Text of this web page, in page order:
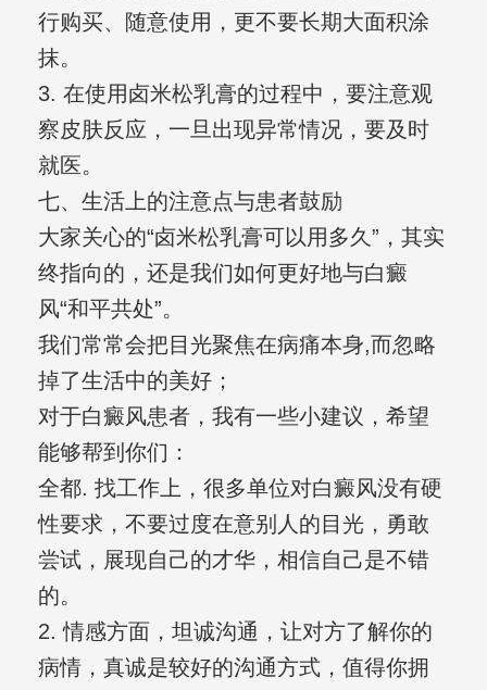
行购买、随意使用，更不要长期大面积涂
抹。
3. 在使用卤米松乳膏的过程中，要注意观
察皮肤反应，一旦出现异常情况，要及时
就医。
七、生活上的注意点与患者鼓励
大家关心的“卤米松乳膏可以用多久”，其实
终指向的，还是我们如何更好地与白癜
风“和平共处”。
我们常常会把目光聚焦在病痛本身,而忽略
掉了生活中的美好；
对于白癜风患者，我有一些小建议，希望
能够帮到你们：
全都. 找工作上，很多单位对白癜风没有硬
性要求，不要过度在意别人的目光，勇敢
尝试，展现自己的才华，相信自己是不错
的。
2. 情感方面，坦诚沟通，让对方了解你的
病情，真诚是较好的沟通方式，值得你拥